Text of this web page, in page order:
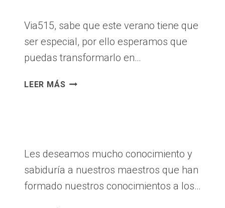
Via515, sabe que este verano tiene que
ser especial, por ello esperamos que
puedas transformarlo en…
LEER MÁS VERANO
Les deseamos mucho conocimiento y
sabiduría a nuestros maestros que han
formado nuestros conocimientos a los…